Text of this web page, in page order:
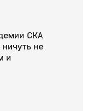
СКА
не
и